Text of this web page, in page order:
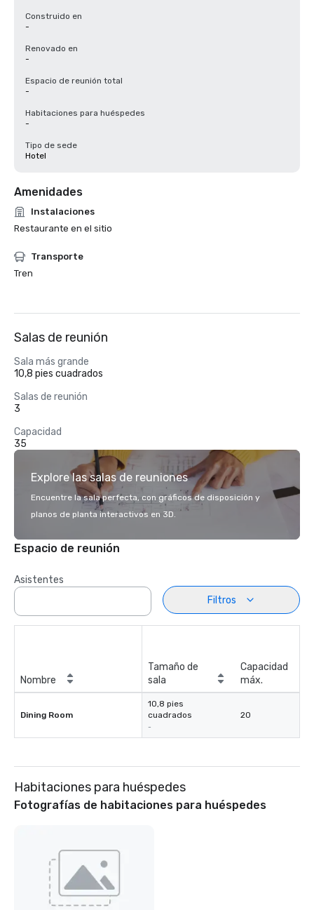
Construido en
-
Renovado en
-
Espacio de reunión total
-
Habitaciones para huéspedes
-
Tipo de sede
Hotel
Amenidades
Instalaciones
Restaurante en el sitio
Transporte
Tren
Salas de reunión
Sala más grande
10,8 pies cuadrados
Salas de reunión
3
Capacidad
35
Explore las salas de reuniones
Encuentre la sala perfecta, con gráficos de disposición y
planos de planta interactivos en 3D.
Espacio de reunión
Asistentes
Filtros
Nombre
Tamaño de
sala
Capacidad
máx.
Dining Room
10,8 pies
cuadrados
-
20
Habitaciones para huéspedes
Fotografías de habitaciones para huéspedes